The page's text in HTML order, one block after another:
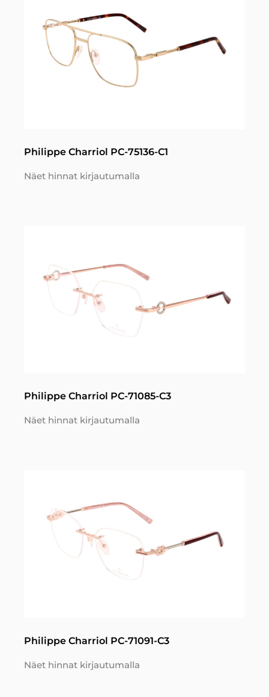
Philippe Charriol PC-75136-C1
Näet hinnat kirjautumalla
Philippe Charriol PC-71085-C3
Näet hinnat kirjautumalla
Philippe Charriol PC-71091-C3
Näet hinnat kirjautumalla